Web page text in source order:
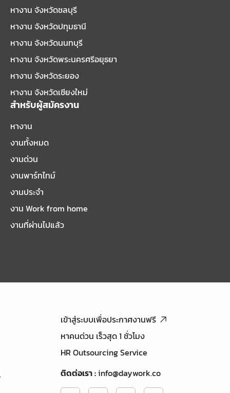
หางาน จังหวัดชลบุรี
หางาน จังหวัดปทุมธานี
หางาน จังหวัดนนทบุรี
หางาน จังหวัดพระนครศรีอยุธยา
หางาน จังหวัดระยอง
หางาน จังหวัดเชียงใหม่
สำหรับผู้สมัครงาน
หางาน
งานทั้งหมด
งานด่วน
งานพาร์ทไทม์
งานประจำ
งาน Work from home
งานที่ผ่านไปแล้ว
เข้าสู่ระบบเพื่อประกาศงานฟรี
หาคนด่วน เร็วสุด 1 ชั่วโมง
HR Outsourcing Service
ติดต่อเรา:info@daywork.co